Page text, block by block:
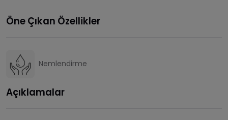
Öne Çıkan Özellikler
Nemlendirme
Açıklamalar